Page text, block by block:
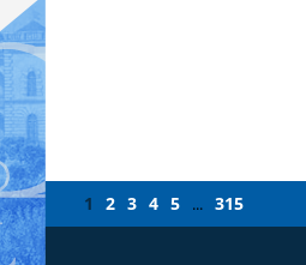
1 2 3 4 5 ... 315